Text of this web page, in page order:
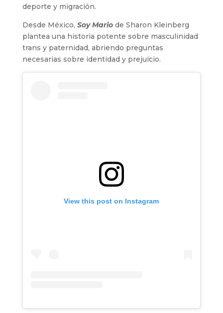
deporte y migración.
Desde México, Soy Mariode Sharon Kleinberg
plantea una historia potente sobre masculinidad
trans y paternidad, abriendo preguntas
necesarias sobre identidad y prejuicio.
View this post on Instagram